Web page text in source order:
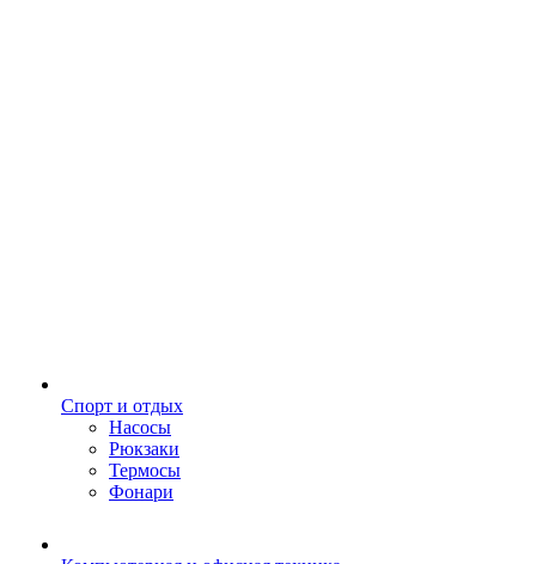
Спорт и отдых
Насосы
Рюкзаки
Термосы
Фонари